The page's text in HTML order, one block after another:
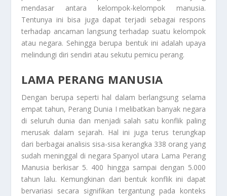
mendasar antara kelompok-kelompok manusia.
Tentunya ini bisa juga dapat terjadi sebagai respons
terhadap ancaman langsung terhadap suatu kelompok
atau negara. Sehingga berupa bentuk ini adalah upaya
melindungi diri sendiri atau sekutu pemicu perang.
LAMA PERANG MANUSIA
Dengan berupa seperti hal dalam berlangsung selama
empat tahun, Perang Dunia I melibatkan banyak negara
di seluruh dunia dan menjadi salah satu konflik paling
merusak dalam sejarah. Hal ini juga terus terungkap
dari berbagai analisis sisa-sisa kerangka 338 orang yang
sudah meninggal di negara Spanyol utara Lama Perang
Manusia berkisar 5. 400 hingga sampai dengan 5.000
tahun lalu. Kemungkinan dari bentuk konflik ini dapat
bervariasi secara signifikan tergantung pada konteks